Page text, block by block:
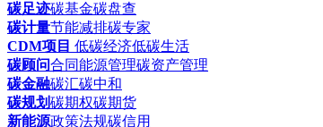
碳足迹碳基金碳盘查
碳计量节能减排碳专家
CDM项目 低碳经济低碳生活
碳顾问合同能源管理碳资产管理
碳金融碳汇碳中和
碳规划碳期权碳期货
新能源政策法规碳信用